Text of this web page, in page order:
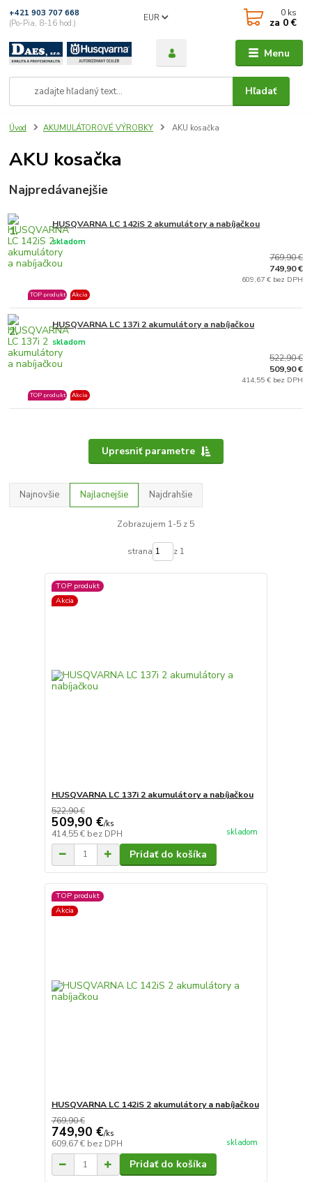
Menu
EUR
Hľadať
+421 903 707 668
(Po-Pia, 8-16 hod.)
0 ks
za 0 €
Úvod AKUMULÁTOROVÉ VÝROBKY AKU kosačka
AKU kosačka
Najpredávanejšie
1. HUSQVARNA LC 142iS 2 akumulátory a nabíjačkou
skladom
TOP produkt Akcia
769,90 €
749,90 €
609,67 € bez DPH
2. HUSQVARNA LC 137i 2 akumulátory a nabíjačkou
skladom
TOP produkt Akcia
522,90 €
509,90 €
414,55 € bez DPH
Upresniť parametre
Najnovšie Najlacnejšie Najdrahšie
Zobrazujem 1-5 z 5
strana z 1
TOP produkt
Akcia
HUSQVARNA LC 137i 2 akumulátory a nabíjačkou
522,90 €
509,90 €/ks
414,55 € bez DPH skladom
Pridať do košíka
TOP produkt
Akcia
HUSQVARNA LC 142iS 2 akumulátory a nabíjačkou
769,90 €
749,90 €/ks
609,67 € bez DPH skladom
Pridať do košíka